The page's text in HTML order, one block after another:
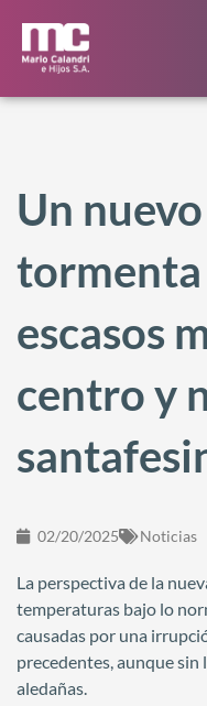
Un
escasos
centro y
02/20/2025 Noticias
La perspectiva de la
temperaturas bajo lo
causadas por una
precedentes, aunque sin
aledañas.